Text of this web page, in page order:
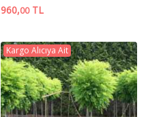
960,00TL
Kargo Alıcıya Ait